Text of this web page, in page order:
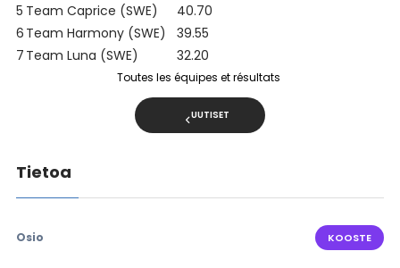
5 Team Caprice (SWE)
40.70
6 Team Harmony (SWE)
39.55
7 Team Luna (SWE) 32.20
Toutes les équipes et résultats
UUTISET
Tietoa
Osio KOOSTE